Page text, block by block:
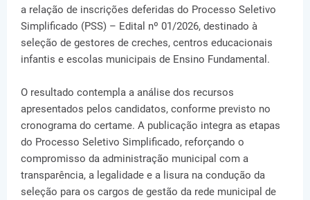
a relação de inscrições deferidas do Processo Seletivo
Simplificado (PSS) – Edital nº 01/2026, destinado à
seleção de gestores de creches, centros educacionais
infantis e escolas municipais de Ensino Fundamental.
O resultado contempla a análise dos recursos
apresentados pelos candidatos, conforme previsto no
cronograma do certame. A publicação integra as etapas
do Processo Seletivo Simplificado, reforçando o
compromisso da administração municipal com a
transparência, a legalidade e a lisura na condução da
seleção para os cargos de gestão da rede municipal de